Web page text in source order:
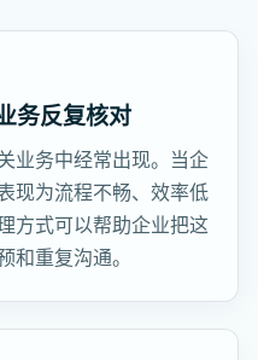
务反复核对
业务中经常出现。当企
现为流程不畅、效率低
方式可以帮助企业把这
和重复沟通。